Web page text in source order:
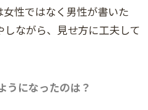
性ではなく男性が書いた
しながら、見せ方に工夫して
うになったのは？